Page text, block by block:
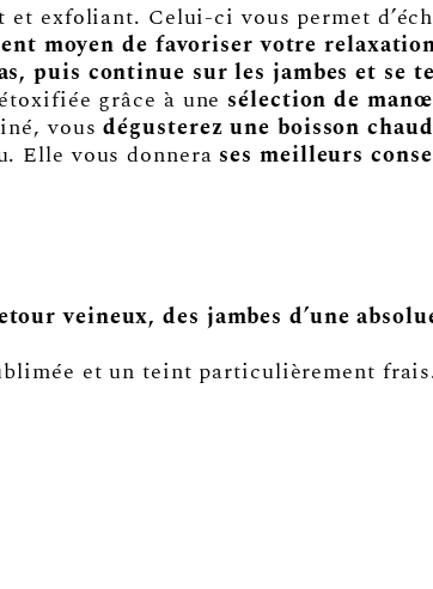
et exfoliant. Celui-ci vous permet
moyen de favoriser votre
puis continue sur les jambes et se
grâce à une sélection de
vousdégusterez une boisson
Elle vous donnera ses meilleurs
veineux, des jambes d’une
et un teint particulièrement